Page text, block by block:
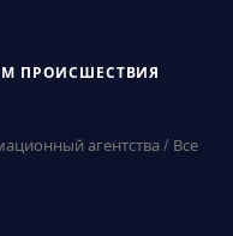
ПРОИСШЕСТВИЯ
агентства / Все